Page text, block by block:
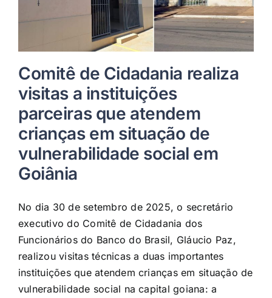
Comitê de Cidadania realiza
visitas a instituições
parceiras que atendem
crianças em situação de
vulnerabilidade social em
Goiânia
No dia 30 de setembro de 2025, o secretário
executivo do Comitê de Cidadania dos
Funcionários do Banco do Brasil, Gláucio Paz,
realizou visitas técnicas a duas importantes
instituições que atendem crianças em situação de
vulnerabilidade social na capital goiana: a